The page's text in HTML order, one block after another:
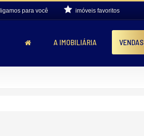
ligamos para você imóveis favoritos
A IMOBILIÁRIA VENDAS